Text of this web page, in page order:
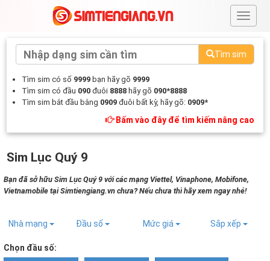
#
Tìm sim
Tìm sim có số 9999 bạn hãy gõ 9999
Tìm sim có đầu 090 đuôi 8888 hãy gõ 090*8888
Tìm sim bắt đầu bằng 0909 đuôi bất kỳ, hãy gõ: 0909*
Bấm vào đây để tìm kiếm nâng cao
Sim Lục Quý 9
Bạn đã sở hữu Sim Lục Quý 9 với các mạng Viettel, Vinaphone, Mobifone,
Vietnamobile tại Simtiengiang.vn chưa? Nếu chưa thì hãy xem ngay nhé!
Nhà mạng Đầu số Mức giá Sắp xếp
Chọn đầu số: